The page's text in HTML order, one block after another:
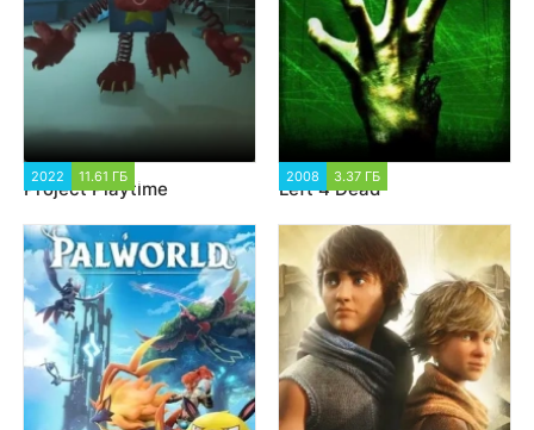
2022 11.61 ГБ
Project Playtime
2008 3.37 ГБ
Left 4 Dead